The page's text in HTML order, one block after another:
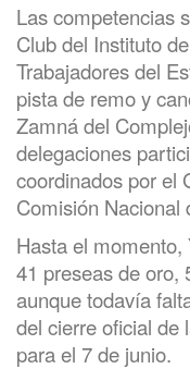
Las competencias
Club del Instituto
Trabajadores del
pista de remo y
Zamná del
delegaciones
coordinados por el
Comisión Nacional
Hasta el
41 preseas de oro,
aunque todavía
del cierre oficial de
para el 7 de junio.